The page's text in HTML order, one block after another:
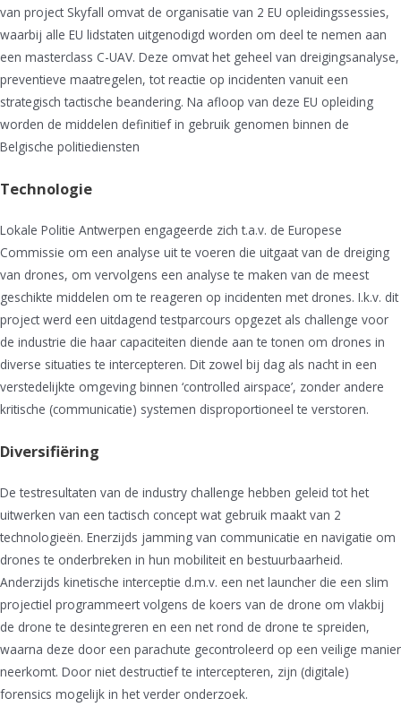
van project Skyfall omvat de organisatie van 2 EU opleidingssessies,
waarbij alle EU lidstaten uitgenodigd worden om deel te nemen aan
een masterclass C-UAV. Deze omvat het geheel van dreigingsanalyse,
preventieve maatregelen, tot reactie op incidenten vanuit een
strategisch tactische beandering. Na afloop van deze EU opleiding
worden de middelen definitief in gebruik genomen binnen de
Belgische politiediensten
Technologie
Lokale Politie Antwerpen engageerde zich t.a.v. de Europese
Commissie om een analyse uit te voeren die uitgaat van de dreiging
van drones, om vervolgens een analyse te maken van de meest
geschikte middelen om te reageren op incidenten met drones. I.k.v. dit
project werd een uitdagend testparcours opgezet als challenge voor
de industrie die haar capaciteiten diende aan te tonen om drones in
diverse situaties te intercepteren. Dit zowel bij dag als nacht in een
verstedelijkte omgeving binnen ‘controlled airspace’, zonder andere
kritische (communicatie) systemen disproportioneel te verstoren.
Diversifiëring
De testresultaten van de industry challenge hebben geleid tot het
uitwerken van een tactisch concept wat gebruik maakt van 2
technologieën. Enerzijds jamming van communicatie en navigatie om
drones te onderbreken in hun mobiliteit en bestuurbaarheid.
Anderzijds kinetische interceptie d.m.v. een net launcher die een slim
projectiel programmeert volgens de koers van de drone om vlakbij
de drone te desintegreren en een net rond de drone te spreiden,
waarna deze door een parachute gecontroleerd op een veilige manier
neerkomt. Door niet destructief te intercepteren, zijn (digitale)
forensics mogelijk in het verder onderzoek.